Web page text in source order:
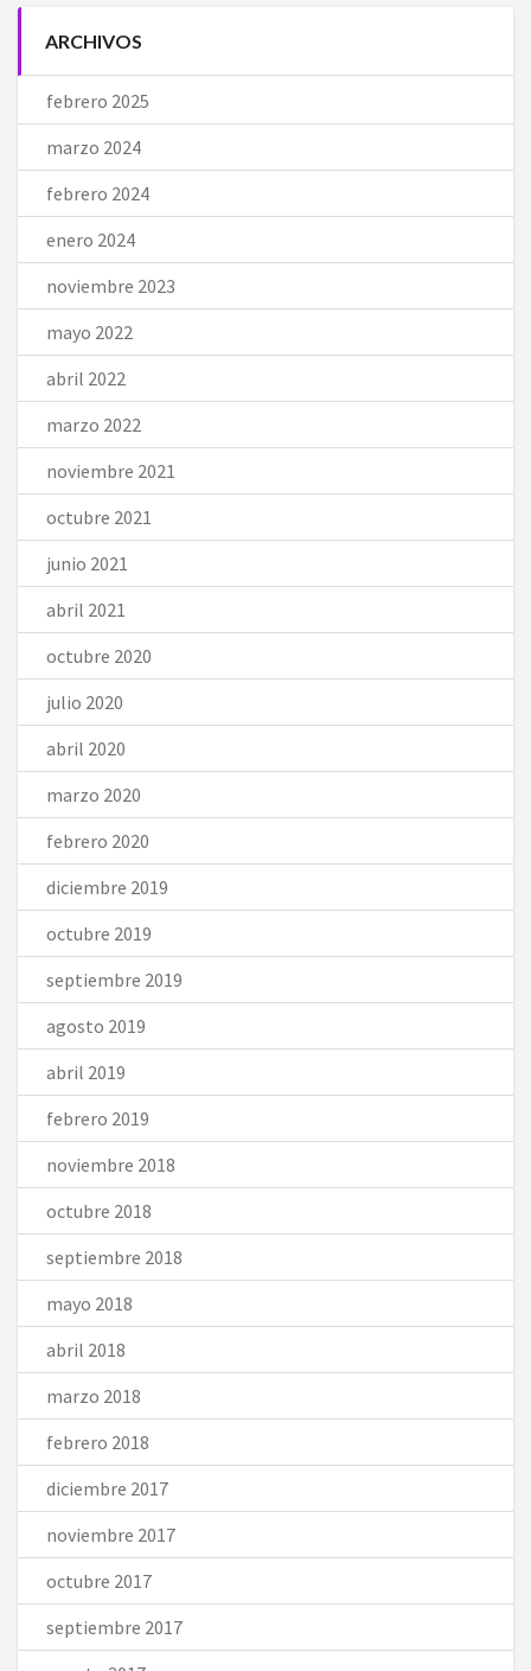
ARCHIVOS
febrero 2025
marzo 2024
febrero 2024
enero 2024
noviembre 2023
mayo 2022
abril 2022
marzo 2022
noviembre 2021
octubre 2021
junio 2021
abril 2021
octubre 2020
julio 2020
abril 2020
marzo 2020
febrero 2020
diciembre 2019
octubre 2019
septiembre 2019
agosto 2019
abril 2019
febrero 2019
noviembre 2018
octubre 2018
septiembre 2018
mayo 2018
abril 2018
marzo 2018
febrero 2018
diciembre 2017
noviembre 2017
octubre 2017
septiembre 2017